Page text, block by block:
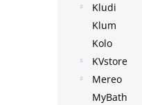
Kludi
Klum
Kolo
KVstore
Mereo
MyBath